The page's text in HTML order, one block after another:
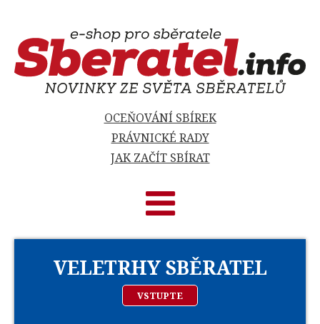
OCEŇOVÁNÍ SBÍREK
PRÁVNICKÉ RADY
JAK ZAČÍT SBÍRAT
VELETRHY SBĚRATEL
VSTUPTE